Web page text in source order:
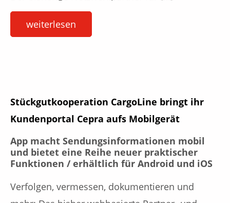
weiterlesen
Stückgutkooperation CargoLine bringt ihr
Kundenportal Cepra aufs Mobilgerät
App macht Sendungsinformationen mobil
und bietet eine Reihe neuer praktischer
Funktionen / erhältlich für Android und iOS
Verfolgen, vermessen, dokumentieren und